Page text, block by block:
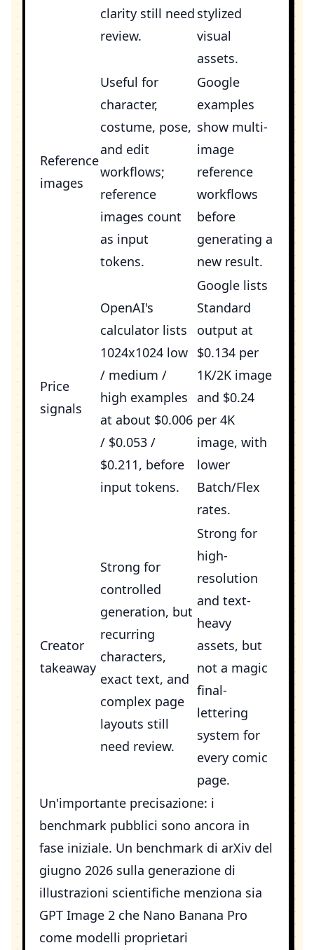
clarity still need
review.
stylized
visual
assets.
Reference
images
Useful for
character,
costume, pose,
and edit
workflows;
reference
images count
as input
tokens.
Google
examples
show multi-
image
reference
workflows
before
generating a
new result.
Price
signals
OpenAI's
calculator lists
1024x1024 low
/ medium /
high examples
at about $0.006
/ $0.053 /
$0.211, before
input tokens.
Google lists
Standard
output at
$0.134 per
1K/2K image
and $0.24
per 4K
image, with
lower
Batch/Flex
rates.
Creator
takeaway
Strong for
controlled
generation, but
recurring
characters,
exact text, and
complex page
layouts still
need review.
Strong for
high-
resolution
and text-
heavy
assets, but
not a magic
final-
lettering
system for
every comic
page.
Un'importante precisazione: i
benchmark pubblici sono ancora in
fase iniziale. Un benchmark di arXiv del
giugno 2026 sulla generazione di
illustrazioni scientifiche menziona sia
GPT Image 2 che Nano Banana Pro
come modelli proprietari